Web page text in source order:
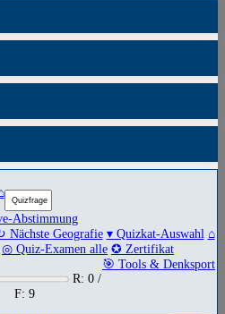
Abstimmung
Nächste Geografie ▾ Quizkat-Auswahl ⌂
◎ Quiz-Examen alle ✪ Zertifikat
🎯 Tools & Denksport
R: 0 /
F: 9